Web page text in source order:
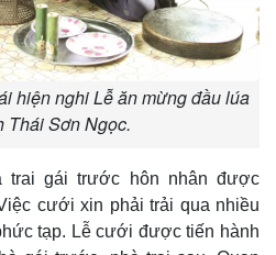
hiện nghi Lễ ăn mừng đầu lúa
Thái Sơn Ngọc.
trai gái trước hôn nhân được
cưới xin phải trải qua nhiều
tạp. Lễ cưới được tiến hành